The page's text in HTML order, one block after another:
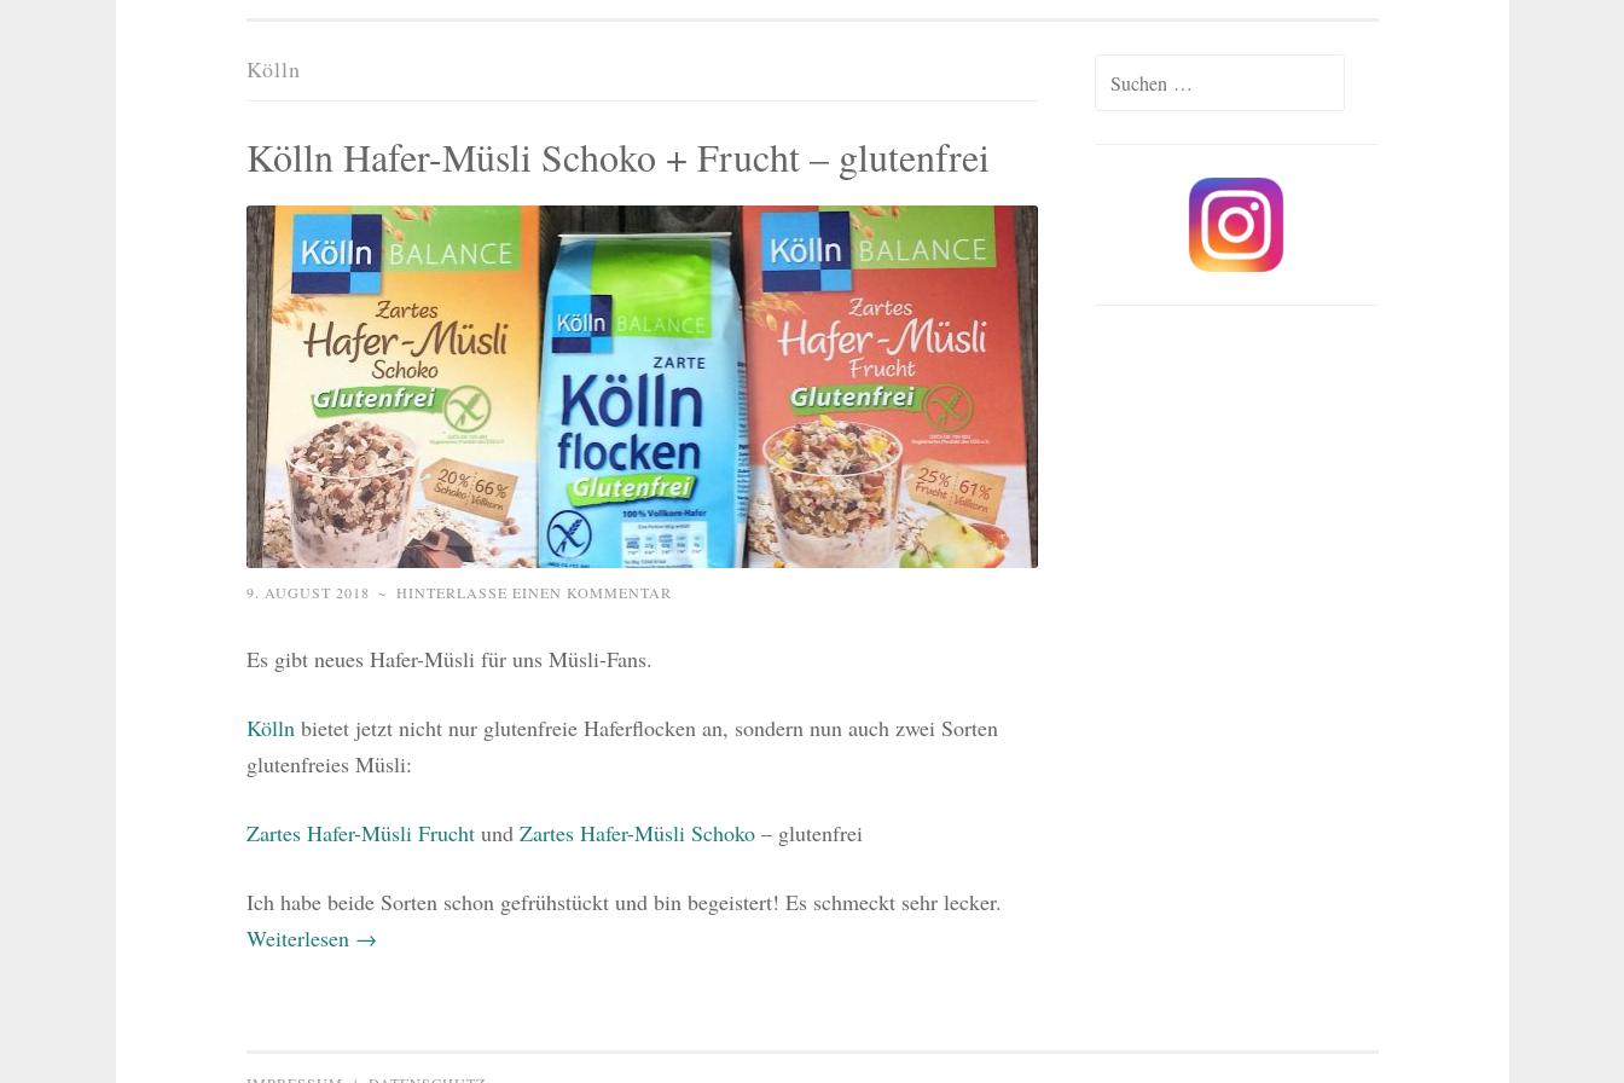
Kölln
Kölln Hafer-Müsli Schoko + Frucht – glutenfrei
9. AUGUST 2018 ~ HINTERLASSE EINEN KOMMENTAR
Es gibt neues Hafer-Müsli für uns Müsli-Fans.
Köllnbietet jetzt nicht nur glutenfreie Haferflocken an, sondern nun auch zwei Sorten
glutenfreies Müsli:
Zartes Hafer-Müsli Fruchtund Zartes Hafer-Müsli Schoko– glutenfrei
Ich habe beide Sorten schon gefrühstückt und bin begeistert! Es schmeckt sehr lecker.
Weiterlesen →
Suchen